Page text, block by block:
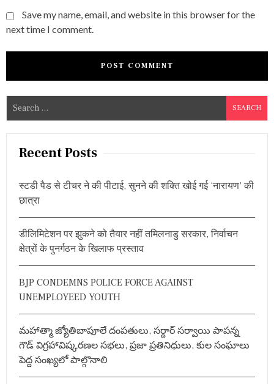
Save my name, email, and website in this browser for the
next time I comment.
e
a
Recent Posts
स्टडी पैड से टीचर ने की पीटाई, सुनने की शक्ति खोई गई ‘नारायण’ की
छात्रा
डीलिमिटेशन पर झुकने को तैयार नहीं तमिलनाडु सरकार, निर्वाचन
क्षेत्रों के पुनर्गठन के खिलाफ प्रस्ताव
BJP CONDEMNS POLICE FORCE AGAINST
UNEMPLOYEED YOUTH
మహాత్మా జ్యోతిబాపూలే దంపతులు, సర్దార్ సర్వాయి పాపన్న
గౌడ్ విగ్రహావిష్కరణల సభలు, ప్రజా ప్రతినిధులు, కుల సంఘాలు
పెద్ద సంఖ్యలో పాల్గొనాలి